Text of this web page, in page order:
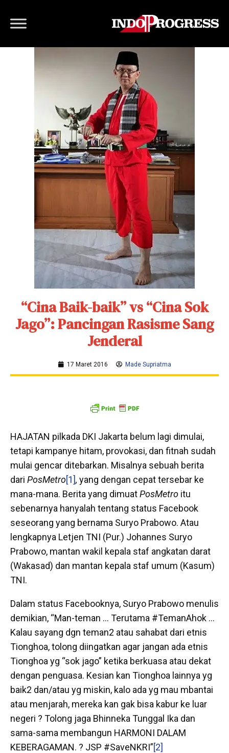
“Cina Baik-baik” vs “Cina Sok
Jago”: Pancingan Rasisme Sang
Jenderal
17 Maret 2016 Made Supriatma
HAJATAN pilkada DKI Jakarta belum lagi dimulai,
tetapi kampanye hitam, provokasi, dan fitnah sudah
mulai gencar ditebarkan. Misalnya sebuah berita
dari PosMetro[1], yang dengan cepat tersebar ke
mana-mana. Berita yang dimuatPosMetro itu
sebenarnya hanyalah tentang status Facebook
seseorang yang bernama Suryo Prabowo. Atau
lengkapnya Letjen TNI (Pur.) Johannes Suryo
Prabowo, mantan wakil kepala staf angkatan darat
(Wakasad) dan mantan kepala staf umum (Kasum)
TNI.
Dalam status Facebooknya, Suryo Prabowo menulis
demikian, “Man-teman … Terutama #TemanAhok …
Kalau sayang dgn teman2 atau sahabat dari etnis
Tionghoa, tolong diingatkan agar jangan ada etnis
Tionghoa yg “sok jago” ketika berkuasa atau dekat
dengan penguasa. Kesian kan Tionghoa lainnya yg
baik2 dan/atau yg miskin, kalo ada yg mau mbantai
atau menjarah, mereka kan gak bisa kabur ke luar
negeri ? Tolong jaga Bhinneka Tunggal Ika dan
sama-sama membangun HARMONI DALAM
KEBERAGAMAN. ? JSP #SaveNKRI”[2]